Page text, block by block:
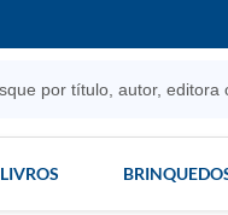
LIVROS